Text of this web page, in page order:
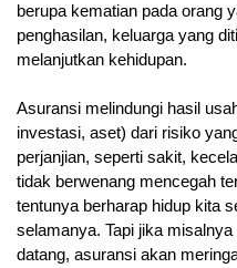
berupa kematian pada orang
penghasilan, keluarga yang
melanjutkan kehidupan.
Asuransi melindungi hasil
investasi, aset) dari risiko
perjanjian, seperti sakit,
tidak berwenang mencegah
tentunya berharap hidup kita
selamanya. Tapi jika
datang, asuransi akan